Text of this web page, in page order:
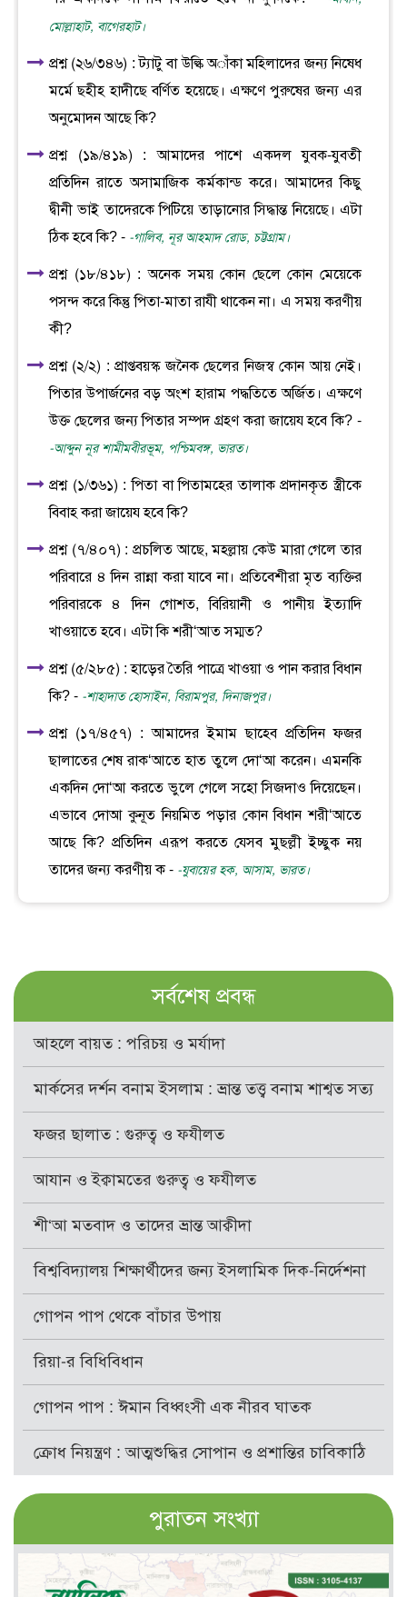
মোল্লাহাট, বাগেরহাট।
প্রশ্ন (২৬/৩৪৬) : ট্যাটু বা উল্কি অাঁকা মহিলাদের জন্য নিষেধ
মর্মে ছহীহ হাদীছে বর্ণিত হয়েছে। এক্ষণে পুরুষের জন্য এর
অনুমোদন আছে কি?
প্রশ্ন (১৯/৪১৯) : আমাদের পাশে একদল যুবক-যুবতী
প্রতিদিন রাতে অসামাজিক কর্মকান্ড করে। আমাদের কিছু
দ্বীনী ভাই তাদেরকে পিটিয়ে তাড়ানোর সিদ্ধান্ত নিয়েছে। এটা
ঠিক হবে কি? - -গালিব, নূর আহমাদ রোড, চট্টগ্রাম।
প্রশ্ন (১৮/৪১৮) : অনেক সময় কোন ছেলে কোন মেয়েকে
পসন্দ করে কিন্তু পিতা-মাতা রাযী থাকেন না। এ সময় করণীয়
কী?
প্রশ্ন (২/২) : প্রাপ্তবয়স্ক জনৈক ছেলের নিজস্ব কোন আয় নেই।
পিতার উপার্জনের বড় অংশ হারাম পদ্ধতিতে অর্জিত। এক্ষণে
উক্ত ছেলের জন্য পিতার সম্পদ গ্রহণ করা জায়েয হবে কি? -
-আব্দুন নূর শামীমবীরভূম, পশ্চিমবঙ্গ, ভারত।
প্রশ্ন (১/৩৬১) : পিতা বা পিতামহের তালাক প্রদানকৃত স্ত্রীকে
বিবাহ করা জায়েয হবে কি?
প্রশ্ন (৭/৪০৭) : প্রচলিত আছে, মহল্লায় কেউ মারা গেলে তার
পরিবারে ৪ দিন রান্না করা যাবে না। প্রতিবেশীরা মৃত ব্যক্তির
পরিবারকে ৪ দিন গোশত, বিরিয়ানী ও পানীয় ইত্যাদি
খাওয়াতে হবে। এটা কি শরী‘আত সম্মত?
প্রশ্ন (৫/২৮৫) : হাড়ের তৈরি পাত্রে খাওয়া ও পান করার বিধান
কি? - -শাহাদাত হোসাইন, বিরামপুর, দিনাজপুর।
প্রশ্ন (১৭/৪৫৭) : আমাদের ইমাম ছাহেব প্রতিদিন ফজর
ছালাতের শেষ রাক‘আতে হাত তুলে দো‘আ করেন। এমনকি
একদিন দো‘আ করতে ভুলে গেলে সহো সিজদাও দিয়েছেন।
এভাবে দোআ কুনূত নিয়মিত পড়ার কোন বিধান শরী‘আতে
আছে কি? প্রতিদিন এরূপ করতে যেসব মুছল্লী ইচ্ছুক নয়
তাদের জন্য করণীয় ক - -যুবায়ের হক, আসাম, ভারত।
সর্বশেষ প্রবন্ধ
আহলে বায়ত : পরিচয় ও মর্যাদা
মার্কসের দর্শন বনাম ইসলাম : ভ্রান্ত তত্ত্ব বনাম শাশ্বত সত্য
ফজর ছালাত : গুরুত্ব ও ফযীলত
আযান ও ইক্বামতের গুরুত্ব ও ফযীলত
শী‘আ মতবাদ ও তাদের ভ্রান্ত আক্বীদা
বিশ্ববিদ্যালয় শিক্ষার্থীদের জন্য ইসলামিক দিক-নির্দেশনা
গোপন পাপ থেকে বাঁচার উপায়
রিয়া-র বিধিবিধান
গোপন পাপ : ঈমান বিধ্বংসী এক নীরব ঘাতক
ক্রোধ নিয়ন্ত্রণ : আত্মশুদ্ধির সোপান ও প্রশান্তির চাবিকাঠি
পুরাতন সংখ্যা